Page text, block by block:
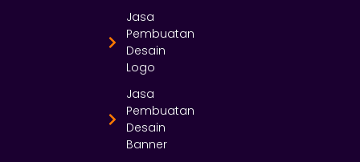
Jasa
Pembuatan
Desain
Logo
Jasa
Pembuatan
Desain
Banner